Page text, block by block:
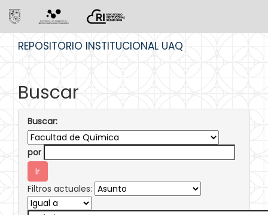
REPOSITORIO INSTITUCIONAL UAQ
Buscar
Buscar:
por
Filtros actuales: